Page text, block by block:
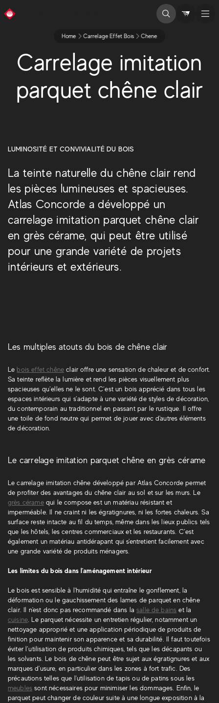
Home Carrelage Effet Bois Chene
Carrelage imitation
parquet chêne clair
LUMINOSITÉ ET CONVIVIALITÉ DU BOIS
La teinte naturelle du chêne clair rend
les pièces lumineuses et spacieuses.
Atlas Concorde a développé un
carrelage imitation parquet chêne clair
en grès cérame, qui peut être utilisé
pour une grande variété de projets
intérieurs et extérieurs.
Les multiples atouts du bois de chêne clair
Le bois effet chêne clair offre une sensation de chaleur et de confort.
Sa teinte reflète la lumière et rend les pièces visuellement plus
spacieuses qu’elles ne le sont. C’est un bois apprécié dans tous les
espaces intérieurs qui s’adapte à une variété de styles de décoration,
du contemporain au traditionnel en passant par le rustique. Il offre
une toile de fond neutre qui permet de jouer avec d'autres éléments
de décoration.
Le carrelage imitation parquet chêne en grès cérame
Le carrelage imitation chêne développé par Atlas Concorde permet
de profiter des avantages du chêne clair au sol et sur les murs. Le
grès céramequi le compose est un matériau résistant et
imperméable. Il ne craint ni les égratignures, ni les fortes chaleurs. Sa
surface reste intacte au fil du temps, même dans les lieux publics tels
que les hôtels, les centres commerciaux et les restaurants. C’est
également un matériau antidérapant qui s'entretient facilement avec
une grande variété de produits ménagers.
Les limites du bois dans l’aménagement intérieur
Le bois est sensible à l'humidité qui entraîne le gonflement, la
déformation ou le gauchissement des lames de parquet en chêne
clair. Il n'est donc pas recommandé dans lasalle de bains et la
cuisine . Le parquet nécessite un entretien régulier, notamment un
nettoyage approprié et une application périodique de produits de
finition pour maintenir son apparence et sa durabilité. Il faut toutefois
éviter l’utilisation de produits chimiques, tels que les décapants ou
les solvants. Le bois de chêne peut être sujet aux égratignures et aux
marques d'usure, en particulier dans les zones à fort trafic. Des
précautions telles que l'utilisation de tapis ou de patins sous les
meubles sont nécessaires pour minimiser les dommages. Enfin, le
parquet peut changer de couleur suite à une longue exposition à la